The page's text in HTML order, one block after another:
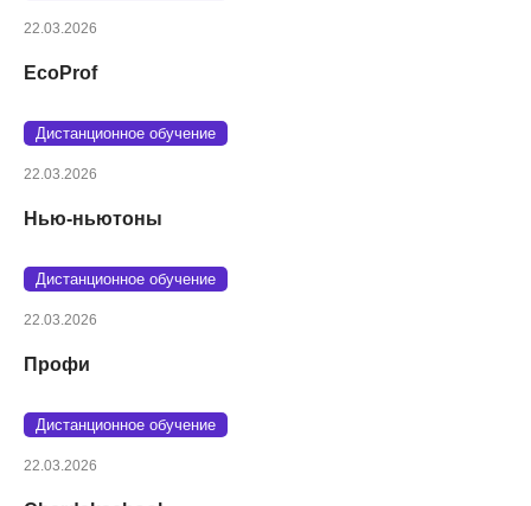
22.03.2026
EcoProf
Дистанционное обучение
22.03.2026
Нью-ньютоны
Дистанционное обучение
22.03.2026
Профи
Дистанционное обучение
22.03.2026